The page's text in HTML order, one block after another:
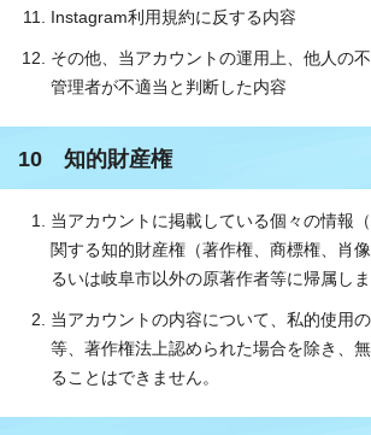
Instagram利用規約に反する内容
その他、当アカウントの運用上、他人の不
管理者が不適当と判断した内容
10 知的財産権
当アカウントに掲載している個々の情報
関する知的財産権（著作権、商標権、肖
るいは岐阜市以外の原著作者等に帰属しま
当アカウントの内容について、私的使用
等、著作権法上認められた場合を除き、
ることはできません。